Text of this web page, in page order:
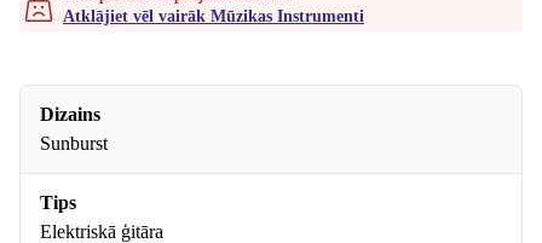
Atklājiet vēl vairāk Mūzikas Instrumenti
Dizains
Sunburst
Tips
Elektriskā ģitāra